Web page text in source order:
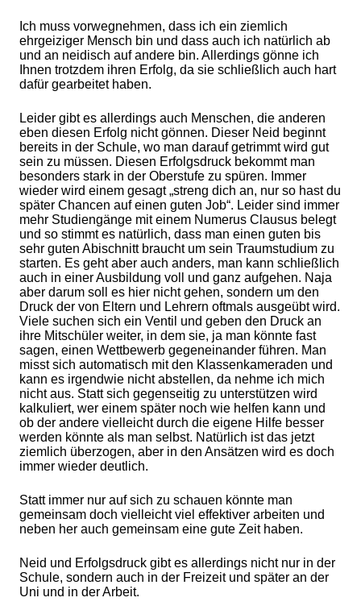
Ich muss vorwegnehmen, dass ich ein ziemlich
ehrgeiziger Mensch bin und dass auch ich natürlich ab
und an neidisch auf andere bin. Allerdings gönne ich
Ihnen trotzdem ihren Erfolg, da sie schließlich auch hart
dafür gearbeitet haben.
Leider gibt es allerdings auch Menschen, die anderen
eben diesen Erfolg nicht gönnen. Dieser Neid beginnt
bereits in der Schule, wo man darauf getrimmt wird gut
sein zu müssen. Diesen Erfolgsdruck bekommt man
besonders stark in der Oberstufe zu spüren. Immer
wieder wird einem gesagt „streng dich an, nur so hast du
später Chancen auf einen guten Job“. Leider sind immer
mehr Studiengänge mit einem Numerus Clausus belegt
und so stimmt es natürlich, dass man einen guten bis
sehr guten Abischnitt braucht um sein Traumstudium zu
starten. Es geht aber auch anders, man kann schließlich
auch in einer Ausbildung voll und ganz aufgehen. Naja
aber darum soll es hier nicht gehen, sondern um den
Druck der von Eltern und Lehrern oftmals ausgeübt wird.
Viele suchen sich ein Ventil und geben den Druck an
ihre Mitschüler weiter, in dem sie, ja man könnte fast
sagen, einen Wettbewerb gegeneinander führen. Man
misst sich automatisch mit den Klassenkameraden und
kann es irgendwie nicht abstellen, da nehme ich mich
nicht aus. Statt sich gegenseitig zu unterstützen wird
kalkuliert, wer einem später noch wie helfen kann und
ob der andere vielleicht durch die eigene Hilfe besser
werden könnte als man selbst. Natürlich ist das jetzt
ziemlich überzogen, aber in den Ansätzen wird es doch
immer wieder deutlich.
Statt immer nur auf sich zu schauen könnte man
gemeinsam doch vielleicht viel effektiver arbeiten und
neben her auch gemeinsam eine gute Zeit haben.
Neid und Erfolgsdruck gibt es allerdings nicht nur in der
Schule, sondern auch in der Freizeit und später an der
Uni und in der Arbeit.